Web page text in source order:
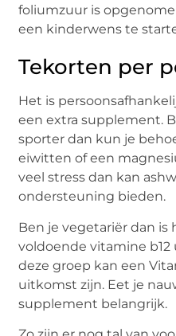
foliumzuur is
een kinderwens te
Tekorten per
Het is
een extra supplement.
sporter dan kun je
eiwitten of een
veel stress dan kan
ondersteuning bieden.
Ben je vegetariër dan
voldoende vitamine
deze groep kan een
uitkomst zijn. Eet je
supplement belangrijk.